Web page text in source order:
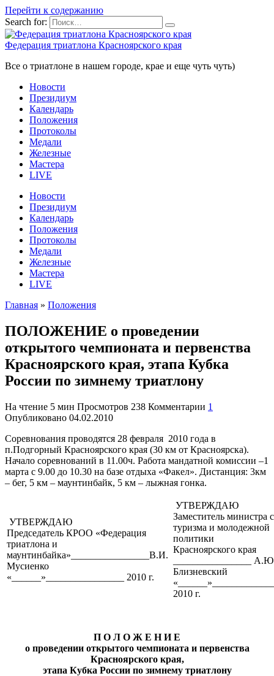
Перейти к содержанию
Search for:
Федерация триатлона Красноярского края
Все о триатлоне в нашем городе, крае и еще чуть чуть)
Новости
Президиум
Календарь
Положения
Протоколы
Медали
Железные
Мастера
LIVE
Новости
Президиум
Календарь
Положения
Протоколы
Медали
Железные
Мастера
LIVE
Главная » Положения
ПОЛОЖЕНИЕ о проведении
открытого чемпионата и первенства
Красноярского края, этапа Кубка
России по зимнему триатлону
На чтение 5 мин Просмотров 238 Комментарии 1
Опубликовано 04.02.2010
Соревнования проводятся 28 февраля 2010 года в
п.Подгорный Красноярского края (30 км от Красноярска).
Начало соревнований в 11.00ч. Работа мандатной комиссии –1
марта с 9.00 до 10.30 на базе отдыха «Факел». Дистанция: 3км
– бег, 5 км – маунтинбайк, 5 км – лыжная гонка.
УТВЕРЖДАЮ
Председатель КРОО «Федерация
триатлона и
маунтинбайка»________________В.И.
Мусиенко
«______»________________ 2010 г.
УТВЕРЖДАЮ
Заместитель министра
туризма и молодежной
политики
Красноярского края
________________
Близневский
2010 г.
П О Л О Ж Е Н И Е
о проведении открытого чемпионата и первенства
Красноярского края,
этапа Кубка России по зимнему триатлону